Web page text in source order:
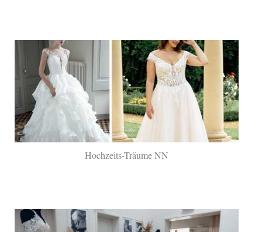
Hochzeits-Träume NN